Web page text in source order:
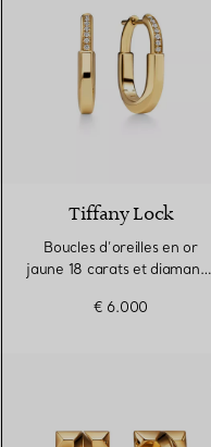
Tiffany Lock
Boucles d’oreilles en or
jaune 18 carats et diamants.
€ 6.000